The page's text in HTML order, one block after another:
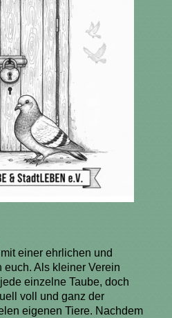
einer ehrlichen und
Als kleiner Verein
einzelne Taube, doch
voll und ganz der
eigenen Tiere. Nachdem